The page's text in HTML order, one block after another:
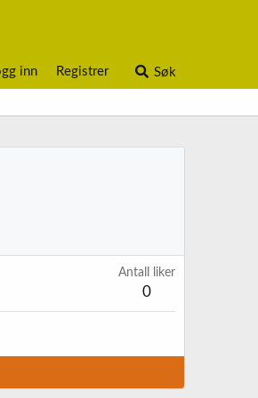
inn Registrer Søk
Antall liker
0